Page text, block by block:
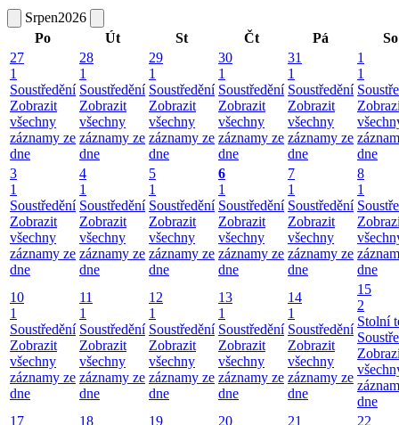
Srpen2026
Po
Út St Čt Pá
So
27
1
Soustředění
Zobrazit
všechny
záznamy ze
dne
28
1
Soustředění
Zobrazit
všechny
záznamy ze
dne
29
1
Soustředění
Zobrazit
všechny
záznamy ze
dne
30
1
Soustředění
Zobrazit
všechny
záznamy ze
dne
31
1
Soustředění
Zobrazit
všechny
záznamy ze
dne
1
1
dne
3
1
Soustředění
Zobrazit
všechny
záznamy ze
dne
4
1
Soustředění
Zobrazit
všechny
záznamy ze
dne
5
1
Soustředění
Zobrazit
všechny
záznamy ze
dne
6
1
Soustředění
Zobrazit
všechny
záznamy ze
dne
7
1
Soustředění
Zobrazit
všechny
záznamy ze
dne
8
1
dne
10
1
Soustředění
Zobrazit
všechny
záznamy ze
dne
11
1
Soustředění
Zobrazit
všechny
záznamy ze
dne
12
1
Soustředění
Zobrazit
všechny
záznamy ze
dne
13
1
Soustředění
Zobrazit
všechny
záznamy ze
dne
14
1
Soustředění
Zobrazit
všechny
záznamy ze
dne
15
2
Stolní
dne
17
18 19 20 21 22